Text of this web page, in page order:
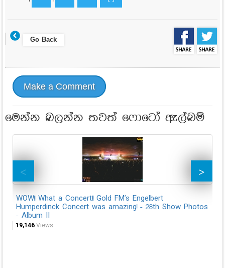
Go Back
Make a Comment
මෙන්න බලන්න තවත් ෆොටෝ ඇල්බම්
WOW!! What a Concert!!! Gold FM's Engelbert
Humperdinck Concert was amazing! - 28th Show Photos
- Album II
19,146 Views